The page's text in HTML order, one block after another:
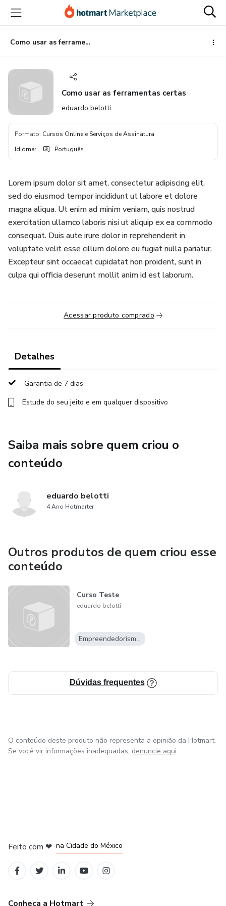
para
conteúdo
principal
para
pagamento
para
rodapé
Como usar as ferramentas certas
Como usar as ferramentas certas
eduardo belotti
Formato: Cursos Online e Serviços de Assinatura
Idioma: Português
Lorem ipsum dolor sit amet, consectetur adipiscing elit,
sed do eiusmod tempor incididunt ut labore et dolore
magna aliqua. Ut enim ad minim veniam, quis nostrud
exercitation ullamco laboris nisi ut aliquip ex ea commodo
consequat. Duis aute irure dolor in reprehenderit in
voluptate velit esse cillum dolore eu fugiat nulla pariatur.
Excepteur sint occaecat cupidatat non proident, sunt in
culpa qui officia deserunt mollit anim id est laborum.
Acessar produto comprado
Detalhes
Garantia de 7 dias
Estude do seu jeito e em qualquer dispositivo
Saiba mais sobre quem criou o
conteúdo
eduardo belotti
4 Ano Hotmarter
Outros produtos de quem criou esse
conteúdo
Curso Teste
eduardo belotti
Empreendedorismo Digital
Dúvidas frequentes
O conteúdo deste produto não representa a opinião da Hotmart.
Se você vir informações inadequadas, denuncie aqui
Feito com ❤ na Cidade do México
Conheça a Hotmart